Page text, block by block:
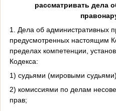
рассматривать дела
1. Дела об административных
предусмотренных настоящим
пределах компетенции,
Кодекса:
1) судьями (мировыми
2) комиссиями по делам
прав;